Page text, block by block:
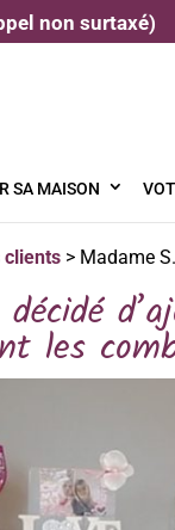
non surtaxé)
SA MAISON
clients > Madame
les